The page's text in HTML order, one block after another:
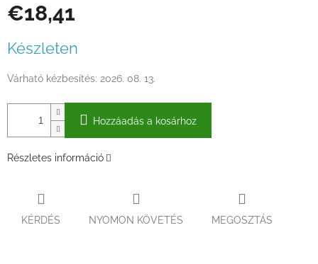
€18,41
Készleten
Várható kézbesítés: 2026. 08. 13.
Hozzáadás a kosárhoz
Részletes információ
KÉRDÉS NYOMON KÖVETÉS MEGOSZTÁS